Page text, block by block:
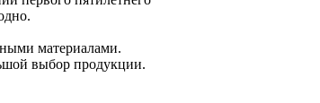
материалами.
выбор продукции.